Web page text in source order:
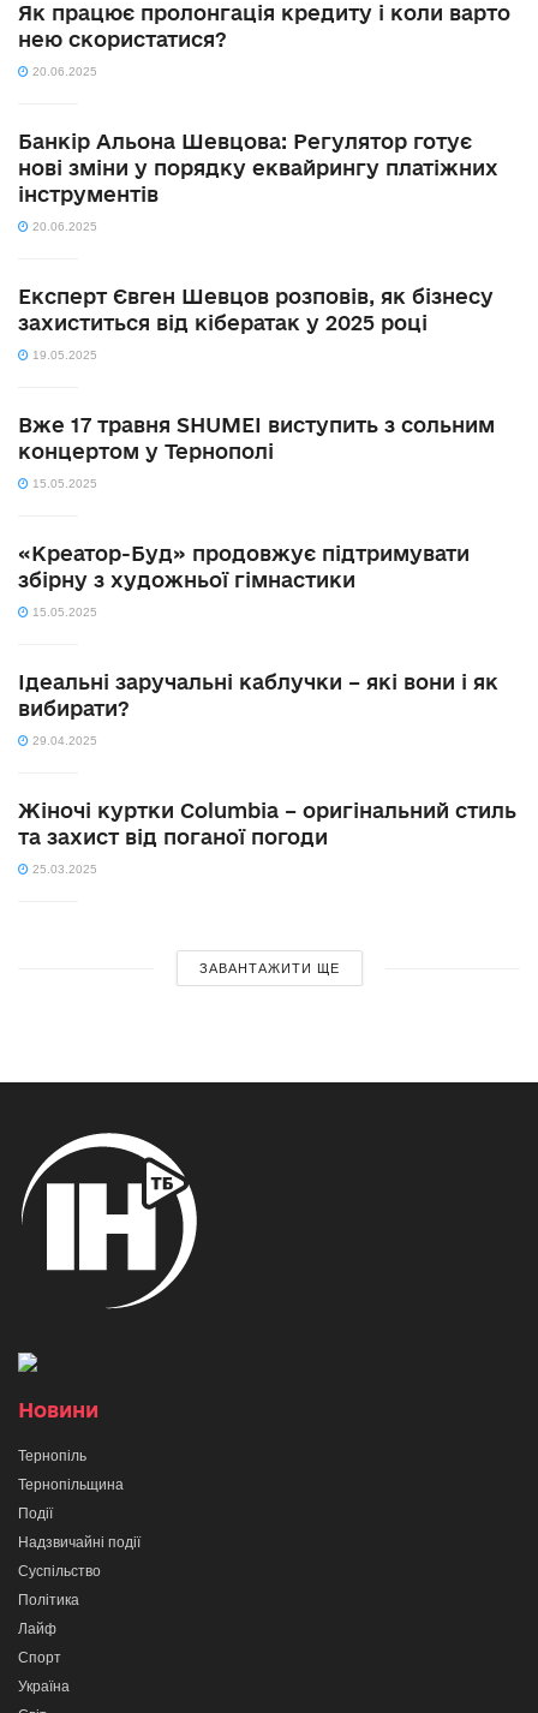
Як працює пролонгація кредиту і коли варто
нею скористатися?
20.06.2025
Банкір Альона Шевцова: Регулятор готує
нові зміни у порядку еквайрингу платіжних
інструментів
20.06.2025
Експерт Євген Шевцов розповів, як бізнесу
захиститься від кібератак у 2025 році
19.05.2025
Вже 17 травня SHUMEI виступить з сольним
концертом у Тернополі
15.05.2025
«Креатор-Буд» продовжує підтримувати
збірну з художньої гімнастики
15.05.2025
Ідеальні заручальні каблучки – які вони і як
вибирати?
29.04.2025
Жіночі куртки Columbia – оригінальний стиль
та захист від поганої погоди
25.03.2025
ЗАВАНТАЖИТИ ЩЕ
Новини
Тернопіль
Тернопільщина
Події
Надзвичайні події
Суспільство
Політика
Лайф
Спорт
Україна